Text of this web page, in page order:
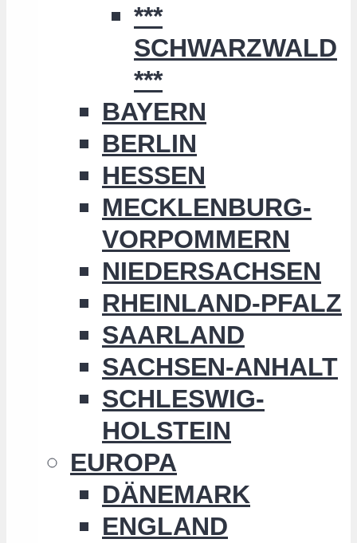
***
SCHWARZWALD
***
BAYERN
BERLIN
HESSEN
MECKLENBURG-
VORPOMMERN
NIEDERSACHSEN
RHEINLAND-PFALZ
SAARLAND
SACHSEN-ANHALT
SCHLESWIG-
HOLSTEIN
EUROPA
DÄNEMARK
ENGLAND